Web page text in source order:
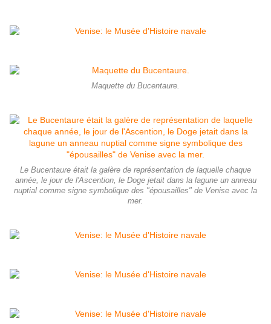
Maquette du Bucentaure.
Le Bucentaure était la galère de représentation de laquelle chaque
année, le jour de l'Ascention, le Doge jetait dans la lagune un anneau
nuptial comme signe symbolique des "épousailles" de Venise avec la
mer.